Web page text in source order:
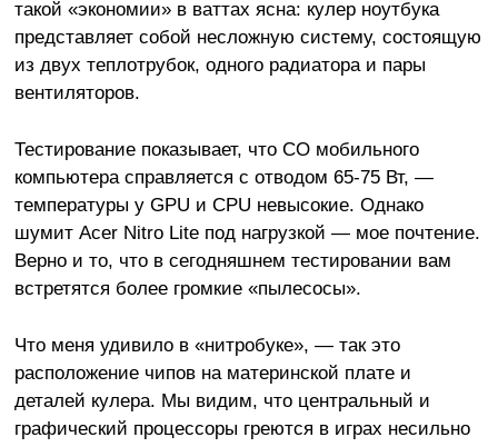
такой «экономии» в ваттах ясна: кулер ноутбука
представляет собой несложную систему, состоящую
из двух теплотрубок, одного радиатора и пары
вентиляторов.
Тестирование показывает, что СО мобильного
компьютера справляется с отводом 65-75 Вт, —
температуры у GPU и CPU невысокие. Однако
шумит Acer Nitro Lite под нагрузкой — мое почтение.
Верно и то, что в сегодняшнем тестировании вам
встретятся более громкие «пылесосы».
Что меня удивило в «нитробуке», — так это
расположение чипов на материнской плате и
деталей кулера. Мы видим, что центральный и
графический процессоры греются в играх несильно